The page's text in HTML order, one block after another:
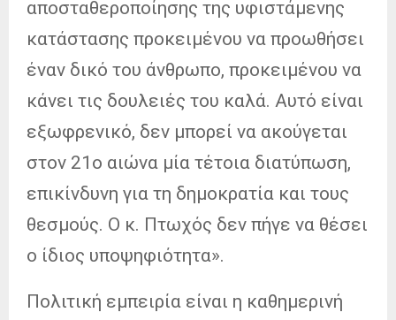
αποσταθεροποίησης της υφιστάμενης
κατάστασης προκειμένου να προωθήσει
έναν δικό του άνθρωπο, προκειμένου να
κάνει τις δουλειές του καλά. Αυτό είναι
εξωφρενικό, δεν μπορεί να ακούγεται
στον 21ο αιώνα μία τέτοια διατύπωση,
επικίνδυνη για τη δημοκρατία και τους
θεσμούς. Ο κ. Πτωχός δεν πήγε να θέσει
ο ίδιος υποψηφιότητα».
Πολιτική εμπειρία είναι η καθημερινή